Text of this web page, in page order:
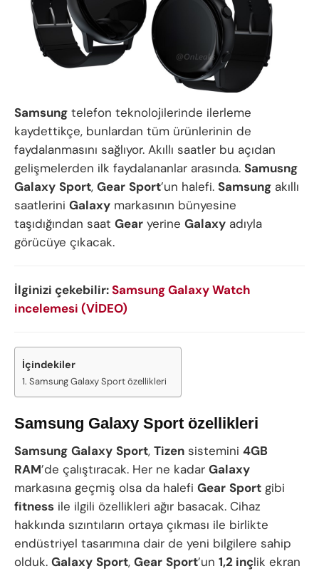
Samsung telefon teknolojilerinde ilerleme
kaydettikçe, bunlardan tüm ürünlerinin de
faydalanmasını sağlıyor. Akıllı saatler bu açıdan
gelişmelerden ilk faydalananlar arasında. Samusng
Galaxy Sport, Gear Sport’un halefi. Samsung akıllı
saatlerini Galaxy markasının bünyesine
taşıdığından saat Gear yerine Galaxy adıyla
görücüye çıkacak.
İlginizi çekebilir:Samsung Galaxy Watch
incelemesi (VİDEO)
İçindekiler
Samsung Galaxy Sport özellikleri
Samsung Galaxy Sport özellikleri
Samsung Galaxy Sport, Tizen sistemini 4GB
RAM’de çalıştıracak. Her ne kadar Galaxy
markasına geçmiş olsa da halefi Gear Sport gibi
fitness ile ilgili özellikleri ağır basacak. Cihaz
hakkında sızıntıların ortaya çıkması ile birlikte
endüstriyel tasarımına dair de yeni bilgilere sahip
olduk. Galaxy Sport, Gear Sport’un 1,2 inçlik ekran